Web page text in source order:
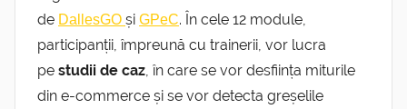
de DallesGO și GPeC. În cele 12 module,
participanții, împreună cu trainerii, vor lucra
pe studii de caz, în care se vor desființa miturile
din e-commerce și se vor detecta greșelile